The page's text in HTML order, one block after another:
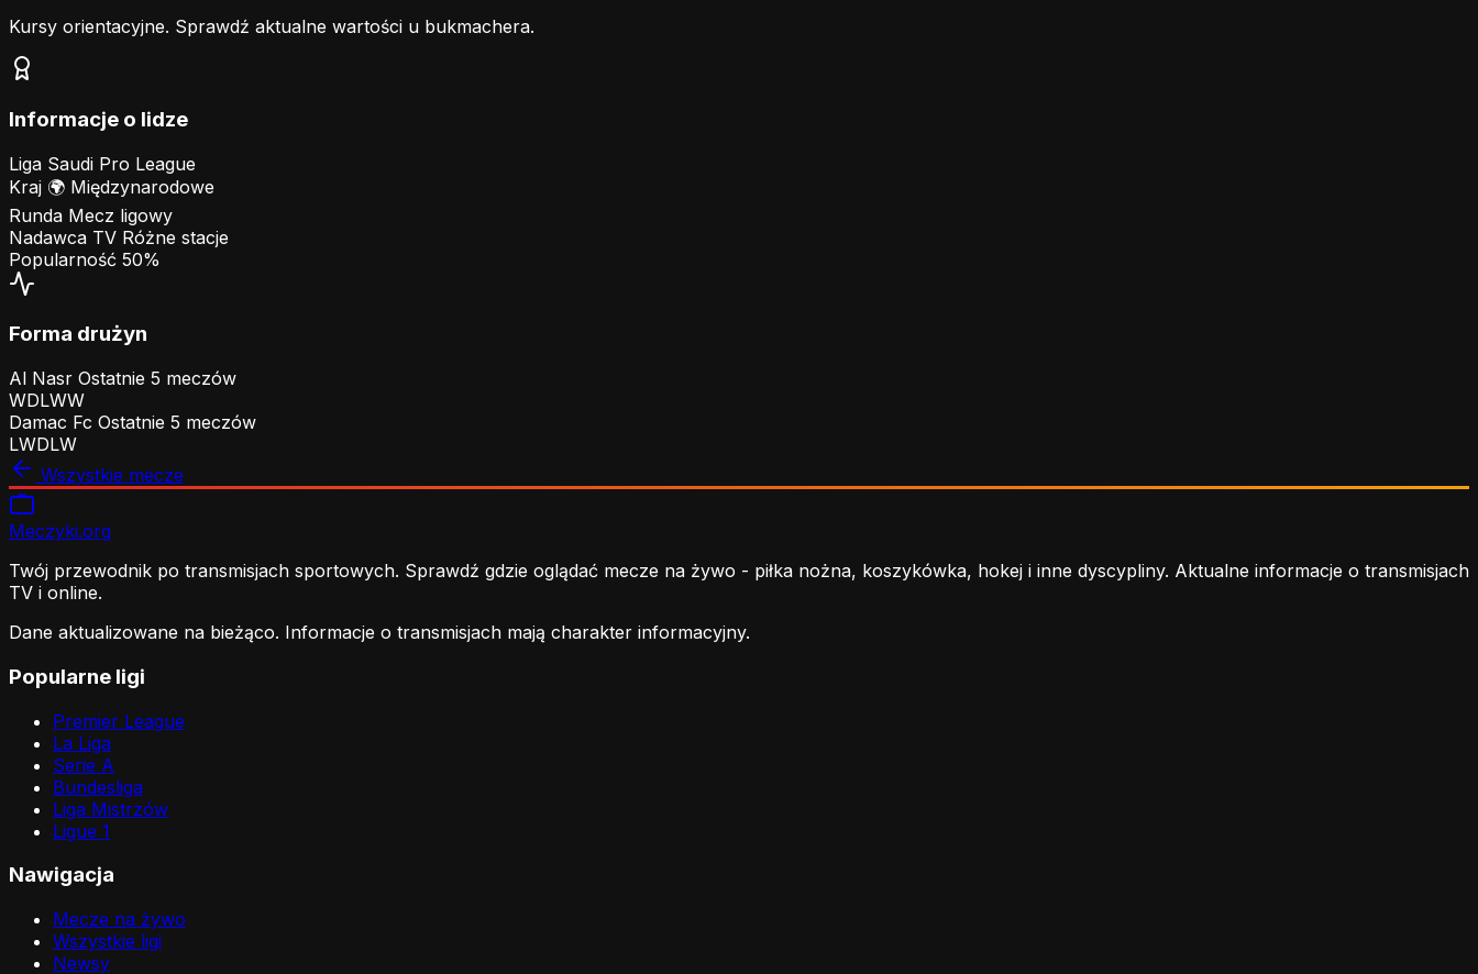
Kursy orientacyjne. Sprawdź aktualne wartości u bukmachera.
Informacje o lidze
Liga Saudi Pro League
Kraj 🌍 Międzynarodowe
Runda Mecz ligowy
Nadawca TV Różne stacje
Popularność 50%
Forma drużyn
Al Nasr Ostatnie 5 meczów
WDLWW
Damac Fc Ostatnie 5 meczów
LWDLW
Wszystkie mecze
Meczyki.org
Twój przewodnik po transmisjach sportowych. Sprawdź gdzie oglądać mecze na żywo - piłka nożna, koszykówka, hokej i inne dyscypliny. Aktualne informacje o transmisjach
TV i online.
Dane aktualizowane na bieżąco. Informacje o transmisjach mają charakter informacyjny.
Popularne ligi
Premier League
La Liga
Serie A
Bundesliga
Liga Mistrzów
Ligue 1
Nawigacja
Mecze na żywo
Wszystkie ligi
Newsy